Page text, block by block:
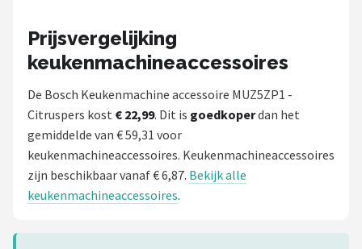
Prijsvergelijking
keukenmachineaccessoires
De Bosch Keukenmachine accessoire MUZ5ZP1 -
Citruspers kost € 22,99. Dit is goedkoperdan het
gemiddelde van € 59,31 voor
keukenmachineaccessoires. Keukenmachineaccessoires
zijn beschikbaar vanaf € 6,87. Bekijk alle
keukenmachineaccessoires.